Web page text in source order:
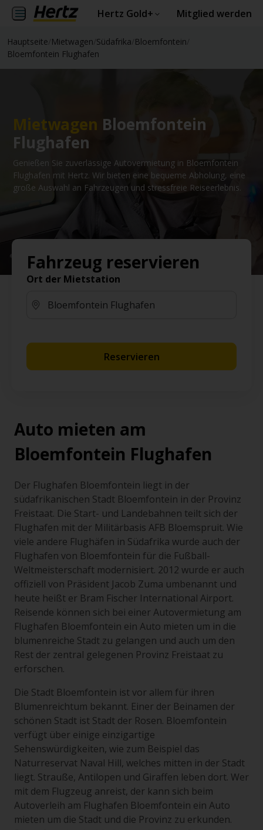
Hertz Gold+ Mitglied werden
Hauptseite Mietwagen Südafrika Bloemfontein
Bloemfontein Flughafen
Mietwagen Bloemfontein
Flughafen
Genießen Sie zuverlässige Autovermietung in Bloemfontein
Flughafen mit Hertz. Wir bieten eine bequeme Abholung, eine
große Auswahl an Fahrzeugen und stressfreie Reiseerlebnis.
Fahrzeug reservieren
Ort der Mietstation
Reservieren
Auto mieten am
Bloemfontein Flughafen
Der Flughafen Bloemfontein liegt in der
südafrikanischen Stadt Bloemfontein in der Provinz
Freistaat. Die Start- und Landebahnen teilt sich der
Flughafen mit der Militärbasis AFB Bloemspruit. Wie
viele andere Flughäfen in Südafrika wurde auch der
Flughafen von Bloemfontein für die Fußball-
Weltmeisterschaft modernisiert. 2012 wurde er auch
offiziell von Präsident Jacob Zuma umbenannt und
heute heißt er Bram Fischer International Airport.
Reisende können sich bei einer Autovermietung am
Flughafen Bloemfontein ein Auto mieten um in die
blumenreiche Stadt zu gelangen und auch um den
Rest der zentral gelegenen Provinz Freistaat zu
erforschen.
Die Stadt Bloemfontein ist vor allem für ihren
Blumenreichtum bekannt. Einer der Beinamen der
schönen Stadt ist Stadt der Rosen. Bloemfontein
verfügt über einige einzigartige
Sehenswürdigkeiten, wie zum Beispiel das
Naturreservat Naval Hill, welches mitten in der Stadt
liegt. Strauße, Antilopen und Giraffen leben dort. Wer
mit dem Flugzeug anreist, der kann sich beim
Autoverleih am Flughafen Bloemfontein ein Auto
mieten um die Stadt und die Provinz zu erkunden.